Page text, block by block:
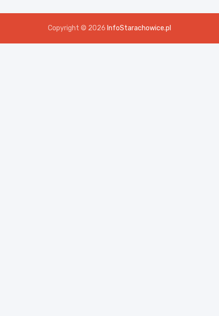
Copyright © 2026 InfoStarachowice.pl